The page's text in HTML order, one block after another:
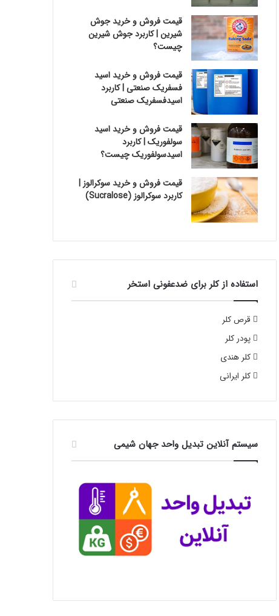
قیمت فروش و خرید جوش
شیرین | کاربرد جوش شیرین
چیست؟
قیمت فروش و خرید اسید
فسفریک صنعتی | کاربرد
اسیدفسفریک صنعتی
قیمت فروش و خرید اسید
سولفوریک | کاربرد
اسیدسولفوریک چیست؟
قیمت فروش و خرید سوکرالوز |
کاربرد سوکرالوز (Sucralose)
استفاده از کلر برای ضدعفونی استخر
قرص کلر
پودر کلر
کلر هندی
کلر ایرانی
سیستم آنلاین تبدیل واحد جهان شیمی